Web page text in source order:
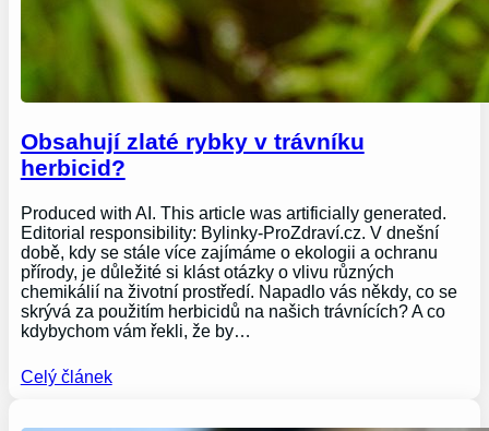
Obsahují zlaté rybky v trávníku
herbicid?
Produced with AI. This article was artificially generated.
Editorial responsibility: Bylinky-ProZdraví.cz. V dnešní
době, kdy se stále více zajímáme o ekologii a ochranu
přírody, je důležité si klást otázky o vlivu různých
chemikálií na životní prostředí. Napadlo vás někdy, co se
skrývá za použitím herbicidů na našich trávnících? A co
kdybychom vám řekli, že by…
Celý článek